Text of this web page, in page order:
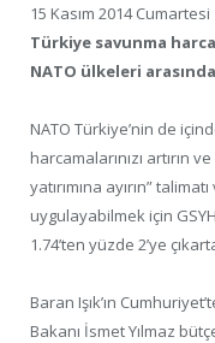
15 Kasım 2014 Cumartesi
Türkiye savunma
NATO ülkeleri
NATO Türkiye’nin de
harcamalarınızı artırın
yatırımına ayırın”
uygulayabilmek için
1.74’ten yüzde 2’ye
Baran Işık’ın
Bakanı İsmet Yılmaz